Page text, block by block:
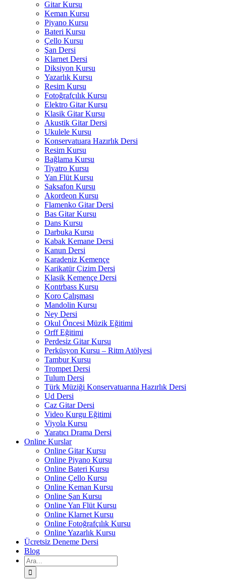
Gitar Kursu
Keman Kursu
Piyano Kursu
Bateri Kursu
Çello Kursu
Şan Dersi
Klarnet Dersi
Diksiyon Kursu
Yazarlık Kursu
Resim Kursu
Fotoğrafçılık Kursu
Elektro Gitar Kursu
Klasik Gitar Kursu
Akustik Gitar Dersi
Ukulele Kursu
Konservatuara Hazırlık Dersi
Resim Kursu
Bağlama Kursu
Tiyatro Kursu
Yan Flüt Kursu
Saksafon Kursu
Akordeon Kursu
Flamenko Gitar Dersi
Bas Gitar Kursu
Dans Kursu
Darbuka Kursu
Kabak Kemane Dersi
Kanun Dersi
Karadeniz Kemençe
Karikatür Çizim Dersi
Klasik Kemençe Dersi
Kontrbass Kursu
Koro Çalışması
Mandolin Kursu
Ney Dersi
Okul Öncesi Müzik Eğitimi
Orff Eğitimi
Perdesiz Gitar Kursu
Perküsyon Kursu – Ritm Atölyesi
Tambur Kursu
Trompet Dersi
Tulum Dersi
Türk Müziği Konservatuarına Hazırlık Dersi
Ud Dersi
Caz Gitar Dersi
Video Kurgu Eğitimi
Viyola Kursu
Yaratıcı Drama Dersi
Online Kurslar
Online Gitar Kursu
Online Piyano Kursu
Online Bateri Kursu
Online Çello Kursu
Online Keman Kursu
Online Şan Kursu
Online Yan Flüt Kursu
Online Klarnet Kursu
Online Fotoğrafçılık Kursu
Online Yazarlık Kursu
Ücretsiz Deneme Dersi
Blog
Ara: